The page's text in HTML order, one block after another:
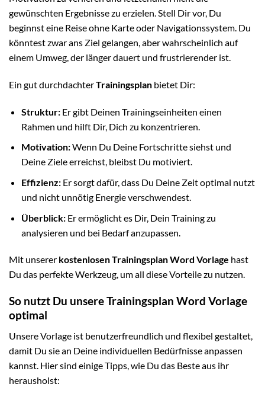
gewünschten Ergebnisse zu erzielen. Stell Dir vor, Du
beginnst eine Reise ohne Karte oder Navigationssystem. Du
könntest zwar ans Ziel gelangen, aber wahrscheinlich auf
einem Umweg, der länger dauert und frustrierender ist.
Ein gut durchdachterTrainingsplan bietet Dir:
Struktur:Er gibt Deinen Trainingseinheiten einen
Rahmen und hilft Dir, Dich zu konzentrieren.
Motivation:Wenn Du Deine Fortschritte siehst und
Deine Ziele erreichst, bleibst Du motiviert.
Effizienz:Er sorgt dafür, dass Du Deine Zeit optimal nutzt
und nicht unnötig Energie verschwendest.
Überblick:Er ermöglicht es Dir, Dein Training zu
analysieren und bei Bedarf anzupassen.
Mit unserer kostenlosen Trainingsplan Word Vorlage hast
Du das perfekte Werkzeug, um all diese Vorteile zu nutzen.
So nutzt Du unsere Trainingsplan Word Vorlage
optimal
Unsere Vorlage ist benutzerfreundlich und flexibel gestaltet,
damit Du sie an Deine individuellen Bedürfnisse anpassen
kannst. Hier sind einige Tipps, wie Du das Beste aus ihr
herausholst: